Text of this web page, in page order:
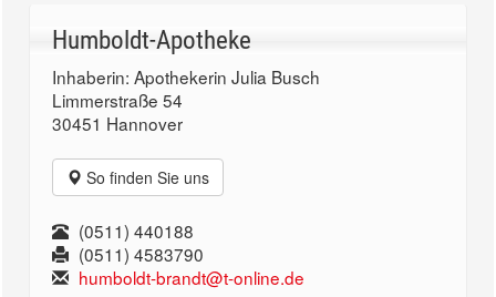
Humboldt-Apotheke
Inhaberin: Apothekerin Julia Busch
Limmerstraße 54
30451 Hannover
So finden Sie uns
(0511) 440188
(0511) 4583790
humboldt-brandt@t-online.de